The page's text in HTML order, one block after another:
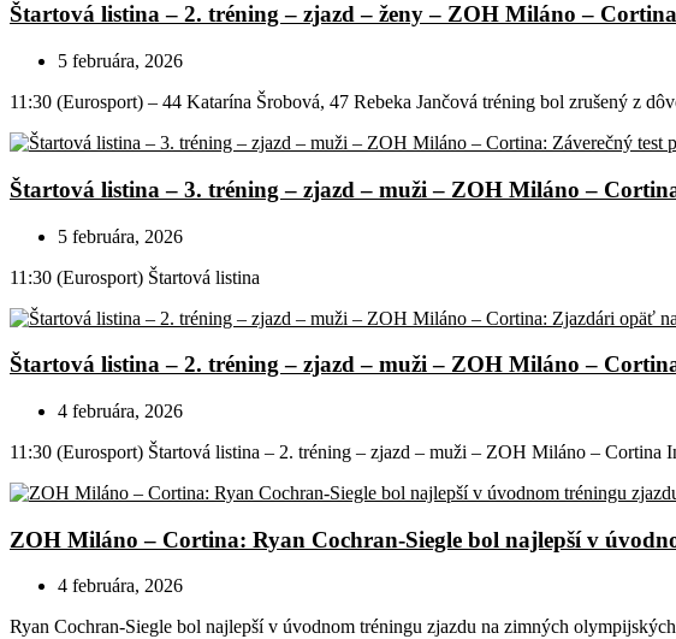
Štartová listina – 2. tréning – zjazd – ženy – ZOH Miláno –
5 februára, 2026
11:30 (Eurosport) – 44 Katarína Šrobová, 47 Rebeka Jančová tréning bol zrušený z
Štartová listina – 3. tréning – zjazd – muži – ZOH Miláno –
5 februára, 2026
11:30 (Eurosport) Štartová listina
Štartová listina – 2. tréning – zjazd – muži – ZOH Miláno –
4 februára, 2026
11:30 (Eurosport) Štartová listina – 2. tréning – zjazd – muži – ZOH Miláno – Cortina
ZOH Miláno – Cortina: Ryan Cochran-Siegle bol najlepší v
4 februára, 2026
Ryan Cochran-Siegle bol najlepší v úvodnom tréningu zjazdu na zimných